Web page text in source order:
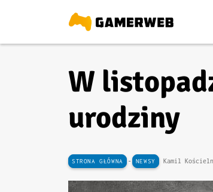
W
urodziny
STRONA GŁÓWNA - NEWSY Kamil